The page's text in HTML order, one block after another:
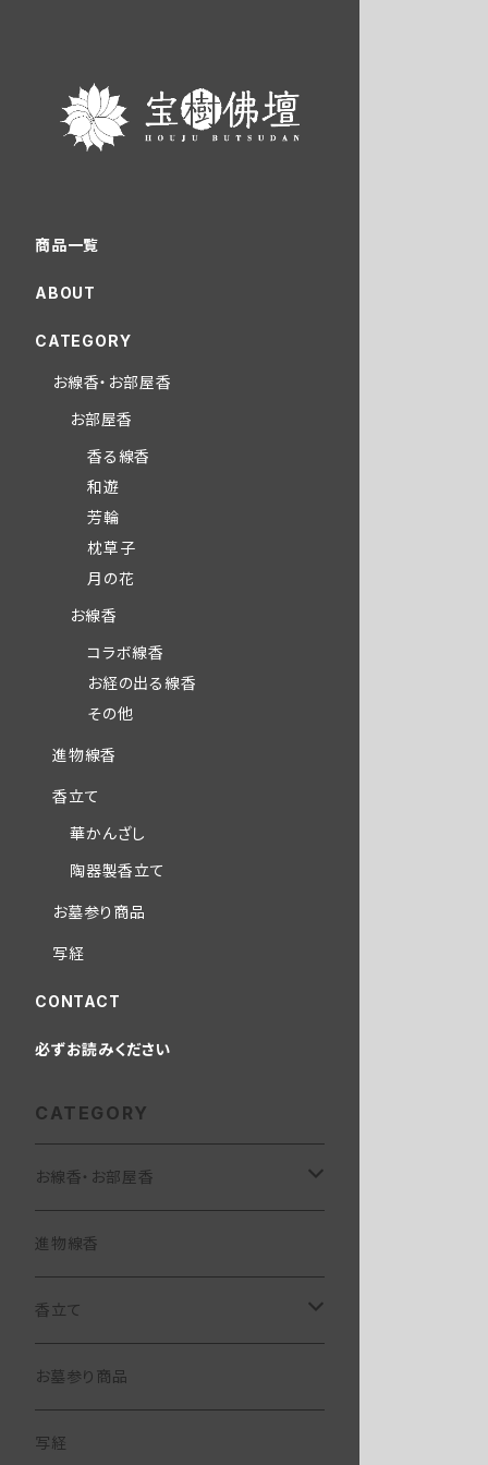
商品一覧
ABOUT
CATEGORY
お線香・お部屋香
お部屋香
香る線香
和遊
芳輪
枕草子
月の花
お線香
コラボ線香
お経の出る線香
その他
進物線香
香立て
華かんざし
陶器製香立て
お墓参り商品
写経
CONTACT
必ずお読みください
CATEGORY
お線香・お部屋香
お部屋香
香る線香
和遊
お線香
コラボ線香
お経の出る線香
進物線香
香立て
華かんざし
陶器製香立て
お墓参り商品
写経